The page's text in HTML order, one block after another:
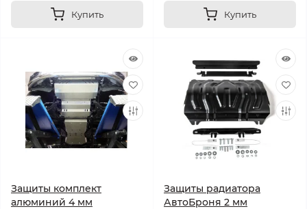
Купить Купить
Защиты комплект
алюминий 4 мм
Защиты радиатора
АвтоБроня 2 мм